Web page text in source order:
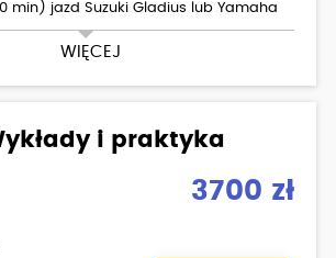
WIĘCEJ
min) jazd Suzuki Gladius lub Yamaha
i praktyka
3700 zł